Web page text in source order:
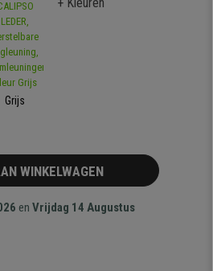
Grijs
WINKELWAGEN
enVrijdag 14 Augustus